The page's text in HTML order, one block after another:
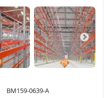
BM159-0639-A